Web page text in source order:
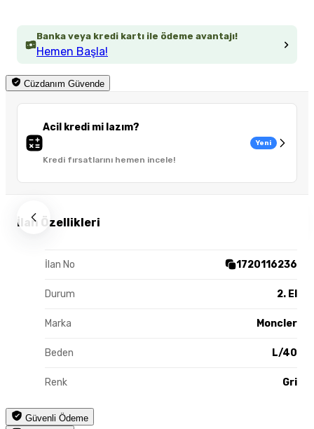
Banka veya kredi kartı ile ödeme avantajı!
Hemen Başla!
Cüzdanım Güvende
Acil kredi mi lazım?
Kredi fırsatlarını hemen incele!
Yeni
İlan Özellikleri
İlan No 1720116236
Durum 2. El
Marka Moncler
Beden L/40
Renk Gri
Güvenli Ödeme